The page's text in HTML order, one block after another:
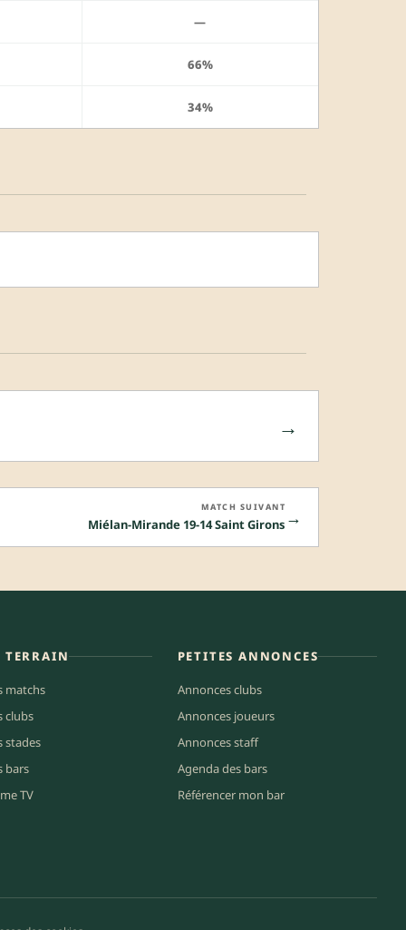
—
66%
34%
→
→
MATCH SUIVANT
Miélan-Mirande 19-14 Saint Girons
TERRAIN
matchs
clubs
stades
bars
TV
PETITES ANNONCES
Annonces clubs
Annonces joueurs
Annonces staff
Agenda des bars
Référencer mon bar